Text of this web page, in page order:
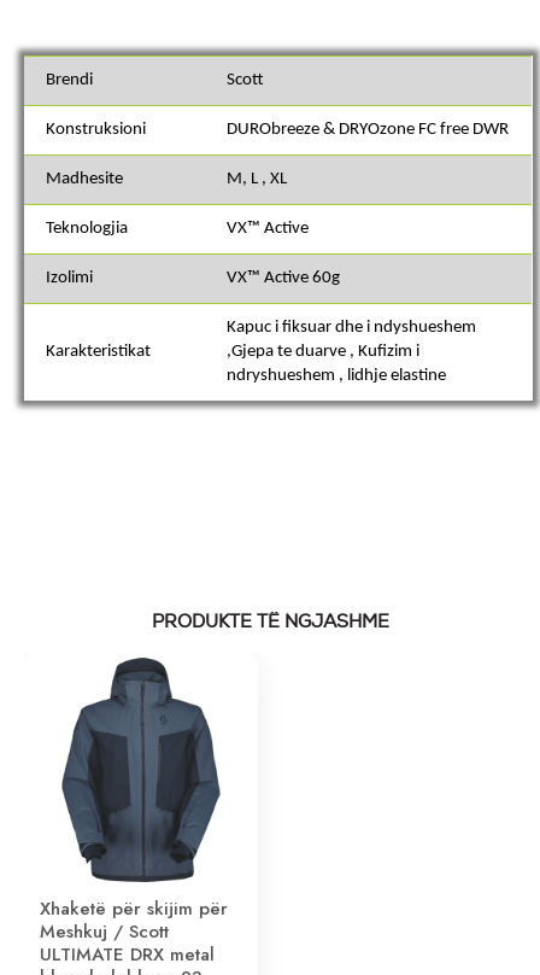
Brendi Scott
Konstruksioni DURObreeze & DRYOzone FC free DWR
Madhesite M, L , XL
Teknologjia VX™ Active
Izolimi VX™ Active 60g
Karakteristikat
Kapuc i fiksuar dhe i ndyshueshem
,Gjepa te duarve , Kufizim i
ndryshueshem , lidhje elastine
PRODUKTE TË NGJASHME
Xhaketë për skijim për
Meshkuj / Scott
ULTIMATE DRX metal